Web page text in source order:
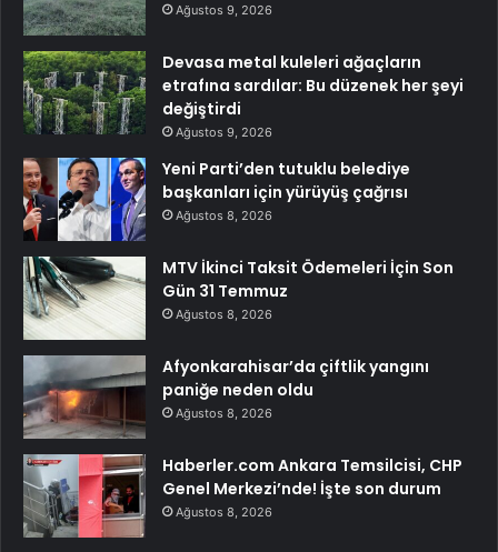
Ağustos 9, 2026
Devasa metal kuleleri ağaçların
etrafına sardılar: Bu düzenek her şeyi
değiştirdi
Ağustos 9, 2026
Yeni Parti’den tutuklu belediye
başkanları için yürüyüş çağrısı
Ağustos 8, 2026
MTV İkinci Taksit Ödemeleri İçin Son
Gün 31 Temmuz
Ağustos 8, 2026
Afyonkarahisar’da çiftlik yangını
paniğe neden oldu
Ağustos 8, 2026
Haberler.com Ankara Temsilcisi, CHP
Genel Merkezi’nde! İşte son durum
Ağustos 8, 2026